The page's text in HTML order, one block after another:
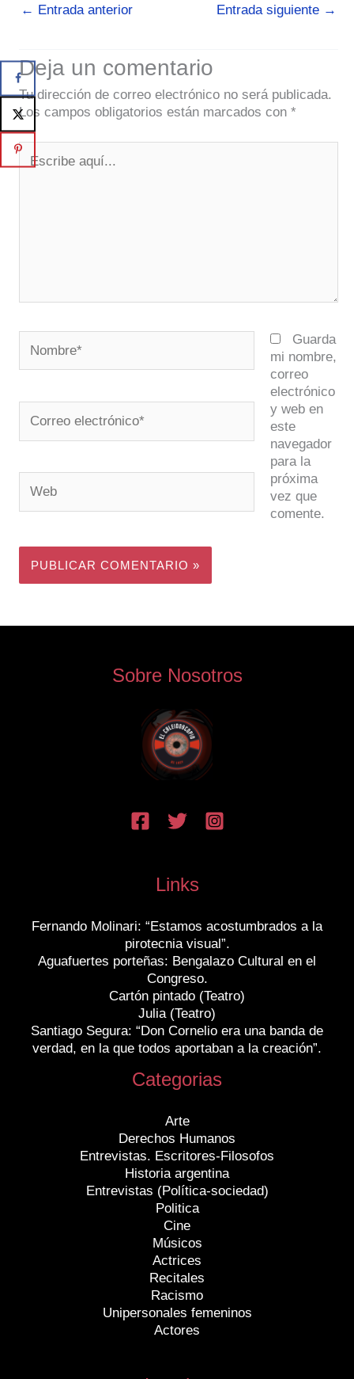
← Entrada anterior Entrada siguiente →
Deja un comentario
Tu dirección de correo electrónico no será publicada.
Los campos obligatorios están marcados con *
Escribe
aquí...
electrónico*
Guarda
mi nombre,
correo
electrónico
y web en
este
navegador
para la
próxima
vez que
comente.
Sobre Nosotros
Links
Fernando Molinari: “Estamos acostumbrados a la
pirotecnia visual”.
Aguafuertes porteñas: Bengalazo Cultural en el
Congreso.
Cartón pintado (Teatro)
Julia (Teatro)
Santiago Segura: “Don Cornelio era una banda de
verdad, en la que todos aportaban a la creación”.
Categorias
Arte
Derechos Humanos
Entrevistas. Escritores-Filosofos
Historia argentina
Entrevistas (Política-sociedad)
Politica
Cine
Músicos
Actrices
Recitales
Racismo
Unipersonales femeninos
Actores